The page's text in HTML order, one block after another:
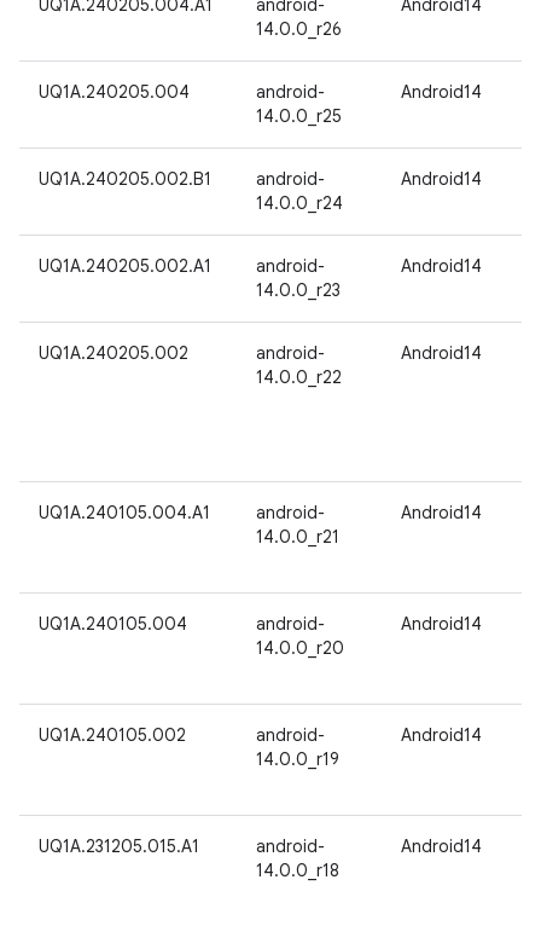
UQ1A.240205.004.A1
android-
14.0.0_r26
Android14
UQ1A.240205.004
android-
14.0.0_r25
Android14
UQ1A.240205.002.B1
android-
14.0.0_r24
Android14
UQ1A.240205.002.A1
android-
14.0.0_r23
Android14
UQ1A.240205.002
android-
14.0.0_r22
Android14
UQ1A.240105.004.A1
android-
14.0.0_r21
Android14
UQ1A.240105.004
android-
14.0.0_r20
Android14
UQ1A.240105.002
android-
14.0.0_r19
Android14
UQ1A.231205.015.A1
android-
14.0.0_r18
Android14